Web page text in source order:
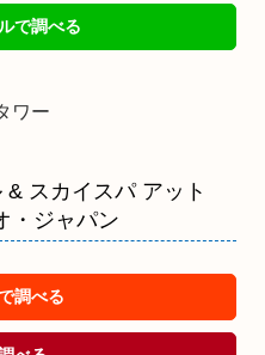
で調べる
ワー
スカイスパ アット
・ジャパン
調べる